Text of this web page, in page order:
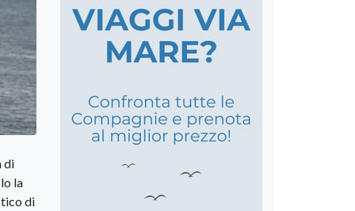
di
la
di